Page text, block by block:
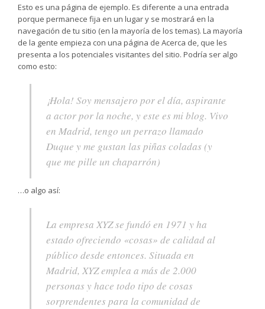
Esto es una página de ejemplo. Es diferente a una entrada
porque permanece fija en un lugar y se mostrará en la
navegación de tu sitio (en la mayoría de los temas). La mayoría
de la gente empieza con una página de Acerca de, que les
presenta a los potenciales visitantes del sitio. Podría ser algo
como esto:
¡Hola! Soy mensajero por el día, aspirante
a actor por la noche, y este es mi blog. Vivo
en Madrid, tengo un perrazo llamado
Duque y me gustan las piñas coladas (y
que me pille un chaparrón)
…o algo así:
La empresa XYZ se fundó en 1971 y ha
estado ofreciendo «cosas» de calidad al
público desde entonces. Situada en
Madrid, XYZ emplea a más de 2.000
personas y hace todo tipo de cosas
sorprendentes para la comunidad de